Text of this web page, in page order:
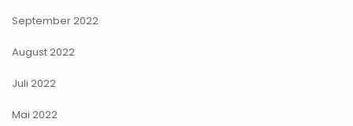
September 2022
August 2022
Juli 2022
Mai 2022